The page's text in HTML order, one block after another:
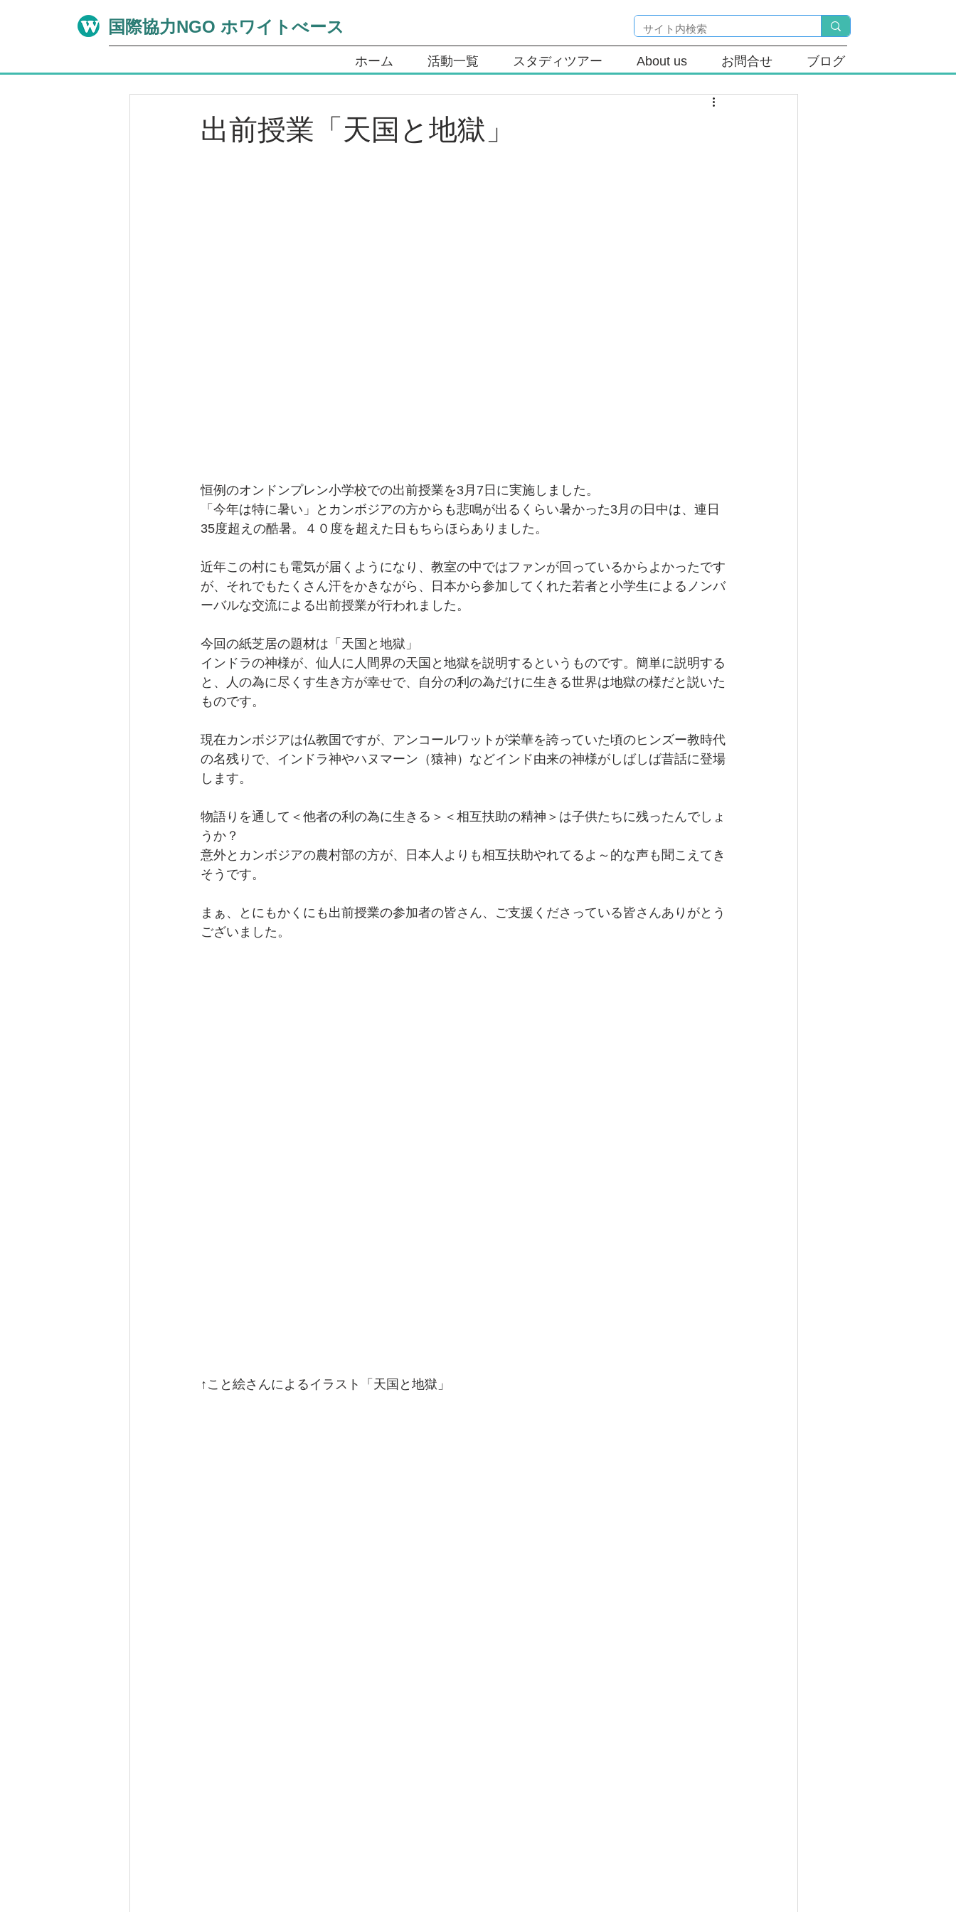
​国際協力NGO ホワイトべース
ホーム 活動一覧 スタディツアー About us お問合せ ブログ
出前授業「天国と地獄」
恒例のオンドンプレン小学校での出前授業を3月7日に実施しました。
「今年は特に暑い」とカンボジアの方からも悲鳴が出るくらい暑かった3月の日中は、連日
35度超えの酷暑。４０度を超えた日もちらほらありました。
近年この村にも電気が届くようになり、教室の中ではファンが回っているからよかったです
が、それでもたくさん汗をかきながら、日本から参加してくれた若者と小学生によるノンバ
ーバルな交流による出前授業が行われました。
今回の紙芝居の題材は「天国と地獄」
インドラの神様が、仙人に人間界の天国と地獄を説明するというものです。簡単に説明する
と、人の為に尽くす生き方が幸せで、自分の利の為だけに生きる世界は地獄の様だと説いた
ものです。
現在カンボジアは仏教国ですが、アンコールワットが栄華を誇っていた頃のヒンズー教時代
の名残りで、インドラ神やハヌマーン（猿神）などインド由来の神様がしばしば昔話に登場
します。
物語りを通して＜他者の利の為に生きる＞＜相互扶助の精神＞は子供たちに残ったんでしょ
うか？
意外とカンボジアの農村部の方が、日本人よりも相互扶助やれてるよ～的な声も聞こえてき
そうです。
まぁ、とにもかくにも出前授業の参加者の皆さん、ご支援くださっている皆さんありがとう
ございました。
↑こと絵さんによるイラスト「天国と地獄」